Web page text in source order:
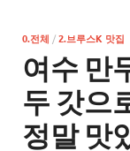
0.전체 / 2.브루스K 맛집
여수 만
두 갓으
정말 맛